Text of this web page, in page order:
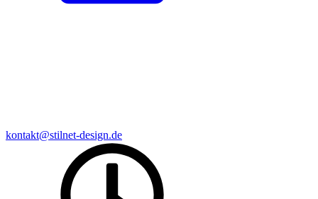
kontakt@stilnet-design.de